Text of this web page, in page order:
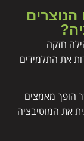
חזקה
את התלמידים
הופך מאמצים
את המוטיבציה